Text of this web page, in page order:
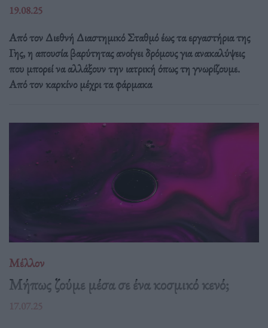
19.08.25
Από τον Διεθνή Διαστημικό Σταθμό έως τα εργαστήρια της
Γης, η απουσία βαρύτητας ανοίγει δρόμους για ανακαλύψεις
που μπορεί να αλλάξουν την ιατρική όπως τη γνωρίζουμε.
Από τον καρκίνο μέχρι τα φάρμακα
Μέλλον
Μήπως ζούμε μέσα σε ένα κοσμικό κενό;